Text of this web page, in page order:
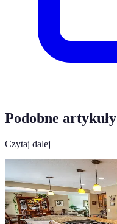
Podobne artykuły
Czytaj dalej